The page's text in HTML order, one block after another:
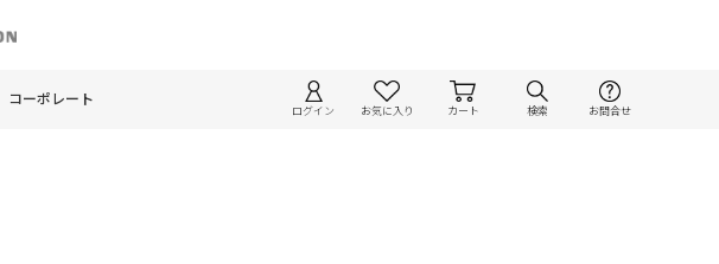
コーポレート
ログイン お気に入り カート 検索 お問合せ